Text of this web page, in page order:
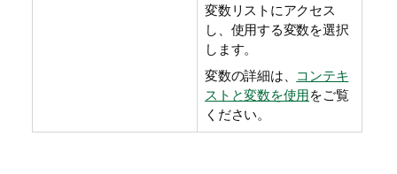
変数リストにアクセス
し、使用する変数を選択
します。
変数の詳細は、 コンテキ
ストと変数を使用をご覧
ください。